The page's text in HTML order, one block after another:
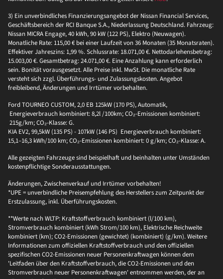
3) Ein unverbindliches Finanzierungsangebot der Nissan Financial Services,
Geschäftsbereich der RCI Banque S.A., Niederlassung Deutschland. Fahrzeug:
Nissan MICRA Engage, 40 kWh, 90 kW (122 PS), Elektro (Neuwagen).
Monatliche Rate: 115,00 € bei einer Laufzeit von 36 Monaten (35 Monatsraten).
Effektiver Jahreszins: 1,99 %. Schlussrate: 18.071,00 €. Nettodarlehensbetrag:
15.003,00 €. Gesamtbetrag: 24.071,00 €. Eine Anzahlung kann erforderlich
sein. Bonität vorausgesetzt. Alle Preise inkl. MwSt. Die monatliche Rate
versteht sich zzgl. Überführungs- und Zulassungskosten. Angebot
freibleibend, Änderungen und Irrtümer vorbehalten.
Ford TOURNEO CUSTOM, 2,0 EB 125kW (170 PS), Automatik,
Energieverbrauch kombiniert: 8,2l /100km; CO₂-Emissionen kombiniert:
215g/km; CO₂-Klasse: G.
KIA EV2, 99,5kW (135 PS) - 107kW (146 PS) Energieverbrauch kombiniert:
15,1–16,3 kWh/100 km; CO₂-Emissionen kombiniert: 0 g/km; CO₂-Klasse: A.
Alle gezeigten Fahrzeuge sind beispielhaft und beinhalten unter Umständen
kostenpflichtige Sonderausstattungen.
Änderungen, Zwischenverkauf und Irrtümer vorbehalten!
*UPE = unverbindliche Preisempfehlung des Herstellers zum Zeitpunkt der
Erstzulassung, inkl. Überführungskosten.
**Werte nach WLTP: Kraftstoffverbrauch kombiniert (l/100 km),
Stromverbrauch kombiniert (kWh Strom/100 km), Elektrische Reichweite
kombiniert (km); CO2-Emissionen (gewichtet) (kombiniert) (g/km). Weitere
Informationen zum offiziellen Kraftstoffverbrauch und den offiziellen
spezifischen CO2-Emissionen neuer Personenkraftwagen können dem
'Leitfaden über den Kraftstoffverbrauch, die CO2-Emissionen und den
Stromverbrauch neuer Personenkraftwagen' entnommen werden, der an